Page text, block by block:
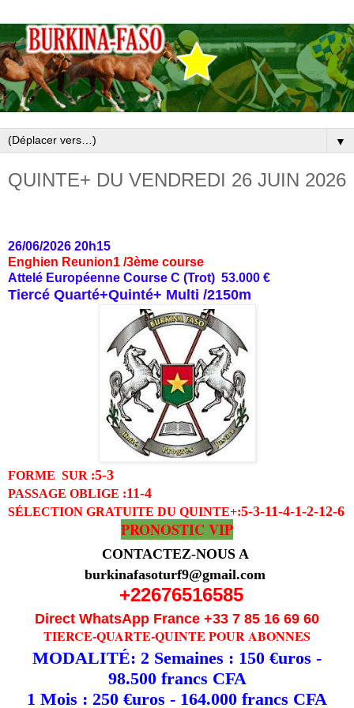
▼
QUINTE+ DU VENDREDI 26 JUIN 2026
26/06/2026 20h15
Enghien Reunion1 /3ème course
Attelé Européenne Course C (Trot) 53.000 €
Tiercé Quarté+Quinté+ Multi /2150m
FORME SUR :5-3
PASSAGE OBLIGE :11-4
SÉLECTION GRATUITE DU QUINTE+:5-3-11-4-1-2-12-6
PRONOSTIC VIP
CONTACTEZ-NOUS A
burkinafasoturf9@gmail.com
+22676516585
Direct WhatsApp France +33 7 85 16 69 60
TIERCE-QUARTE-QUINTE POUR ABONNES
MODALITÉ: 2 Semaines : 150 €uros -
98.500 francs CFA
1 Mois : 250 €uros - 164.000 francs CFA